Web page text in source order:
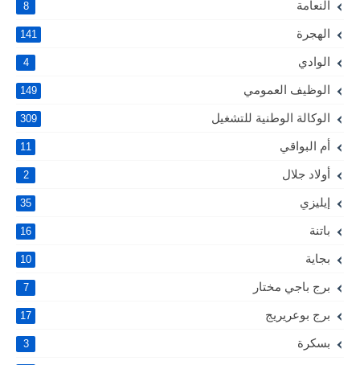
النعامة 8
الهجرة 141
الوادي 4
الوظيف العمومي 149
الوكالة الوطنية للتشغيل 309
أم البواقي 11
أولاد جلال 2
إيليزي 35
باتنة 16
بجاية 10
برج باجي مختار 7
برج بوعريريج 17
بسكرة 3